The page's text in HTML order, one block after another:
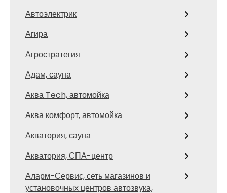
Автоэлектрик
Агира
Агростратегия
Адам, сауна
Аква Tech, автомойка
Аква комфорт, автомойка
Акватория, сауна
Акватория, СПА-центр
Аларм-Сервис, сеть магазинов и
установочных центров автозвука,